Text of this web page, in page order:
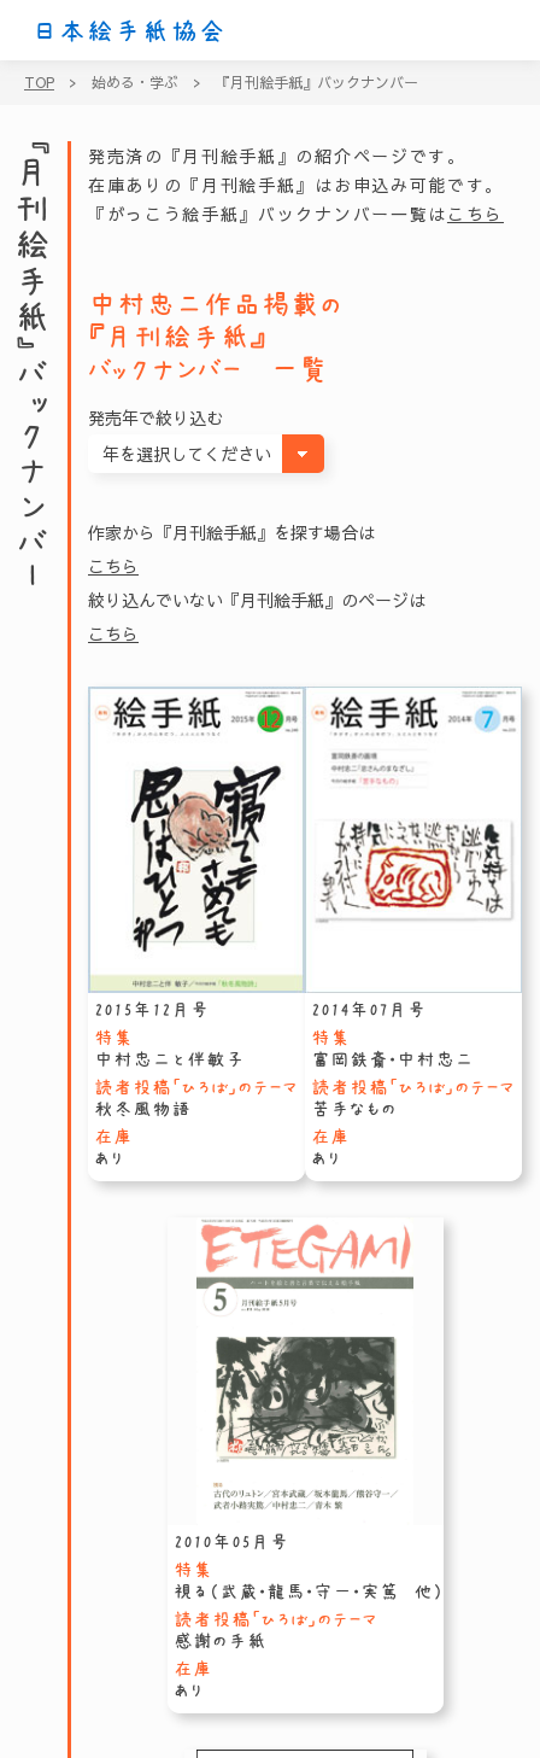
日本絵手紙協会
TOP > 始める・学ぶ > 『月刊絵手紙』バックナンバー
『月刊絵手紙』バックナンバー
発売済の『月刊絵手紙』の紹介ページです。
在庫ありの『月刊絵手紙』はお申込み可能です。
『がっこう絵手紙』バックナンバー一覧は こちら
中村忠二 作品掲載の
『月刊絵手紙』
バックナンバー 一覧
発売年で絞り込む
作家から『月刊絵手紙』を探す場合は
こちら
絞り込んでいない『月刊絵手紙』のページは
こちら
2015年12月号
特集
中村忠二と伴敏子
読者投稿「ひろば」のテーマ
秋冬風物語
在庫
あり
2014年07月号
特集
富岡鉄斎・中村忠二
読者投稿「ひろば」のテーマ
苦手なもの
在庫
あり
2010年05月号
特集
視る（武蔵・龍馬・守一・実篤 他）
読者投稿「ひろば」のテーマ
感謝の手紙
在庫
あり